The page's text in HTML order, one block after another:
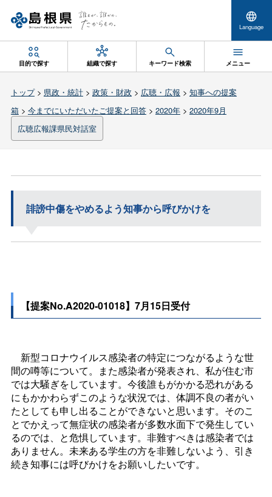
Language
目的で探す 組織で探す キーワード検索 メニュー
トップ> 県政・統計> 政策・財政 > 広聴・広報 > 知事への提案
箱> 今までにいただいたご提案と回答> 2020年> 2020年9月
広聴広報課県民対話室
誹謗中傷をやめるよう知事から呼びかけを
【提案No.A2020-01018】7月15日受付
新型コロナウイルス感染者の特定につながるような世
間の噂等について。また感染者が発表され、私が住む市
では大騒ぎをしています。今後誰もがかかる恐れがある
にもかかわらずこのような状況では、体調不良の者がい
たとしても申し出ることができないと思います。そのこ
とでかえって無症状の感染者が多数水面下で発生してい
るのでは、と危惧しています。非難すべきは感染者では
ありません。未来ある学生の方を非難しないよう、引き
続き知事には呼びかけをお願いしたいです。